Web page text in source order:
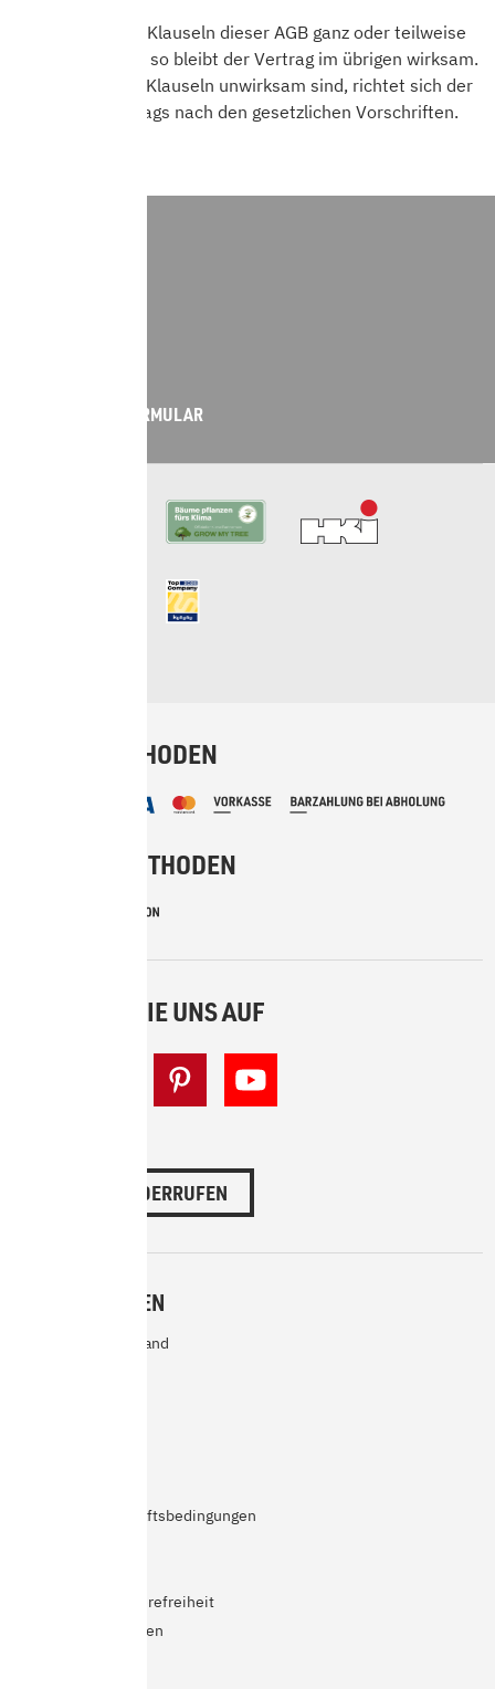
Sollten einzelne Klauseln dieser AGB ganz oder teilweise
unwirksam sein, so bleibt der Vertrag im übrigen wirksam.
Soweit einzelne Klauseln unwirksam sind, richtet sich der
Inhalt des Vertrags nach den gesetzlichen Vorschriften.
KONTAKT­FORMULAR
BEZAHLMETHODEN
VERSANDMETHODEN
BESUCHEN SIE UNS AUF
VERTRAG WIDERRUFEN
INFORMATIONEN
Zahlarten und Versand
Allgemeine Geschäftsbedingungen
Erklärung zur Barrierefreiheit
Cookie-Einstellungen